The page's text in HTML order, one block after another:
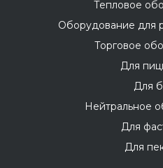
Тепловое
Оборудование для
Торговое
Для
Для
Нейтральное
Для
Для